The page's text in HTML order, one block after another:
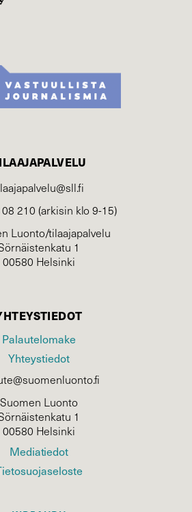
08 210 (arkisin klo 9-15)
Luonto/tilaajapalvelu
1
00580 Helsinki
Palautelomake
Yhteystiedot
Suomen Luonto
1
00580 Helsinki
Mediatiedot